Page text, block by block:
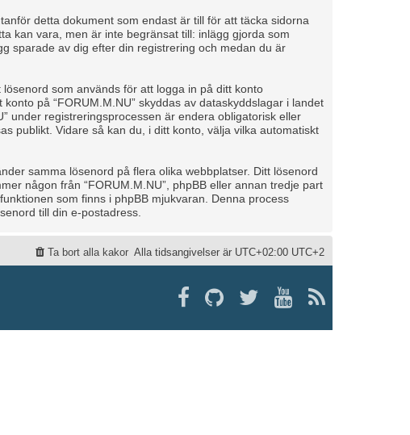
detta dokument som endast är till för att täcka sidorna
kan vara, men är inte begränsat till: inlägg gjorda som
sparade av dig efter din registrering och medan du är
som används för att logga in på ditt konto
på “FORUM.M.NU” skyddas av dataskyddslagar i landet
under registreringsprocessen är endera obligatorisk eller
publikt. Vidare så kan du, i ditt konto, välja vilka automatiskt
samma lösenord på flera olika webbplatser. Ditt lösenord
någon från “FORUM.M.NU”, phpBB eller annan tredje part
som finns i phpBB mjukvaran. Denna process
till din e-postadress.
Alla tidsangivelser är UTC+02:00 UTC+2
Ta bort alla kakor